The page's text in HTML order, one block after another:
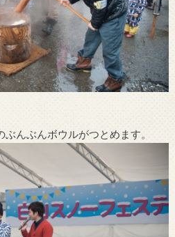
んぶんボウルがつとめます。